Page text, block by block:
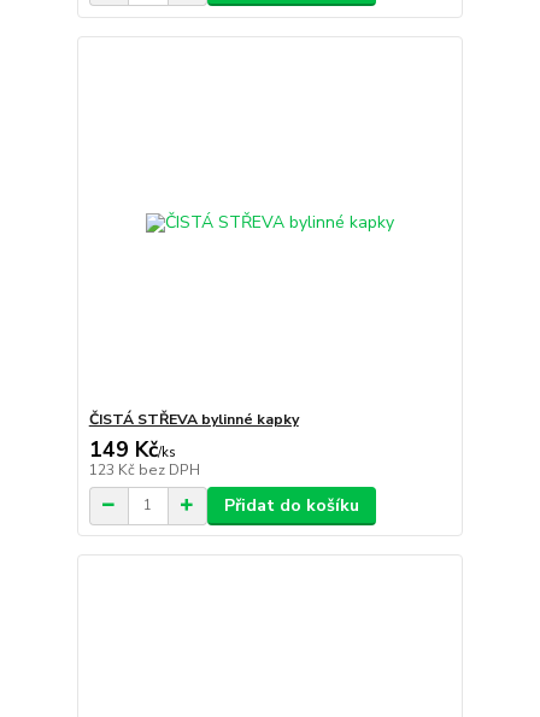
ČISTÁ STŘEVA bylinné kapky
149 Kč/ks
123 Kč bez DPH
Přidat do košíku